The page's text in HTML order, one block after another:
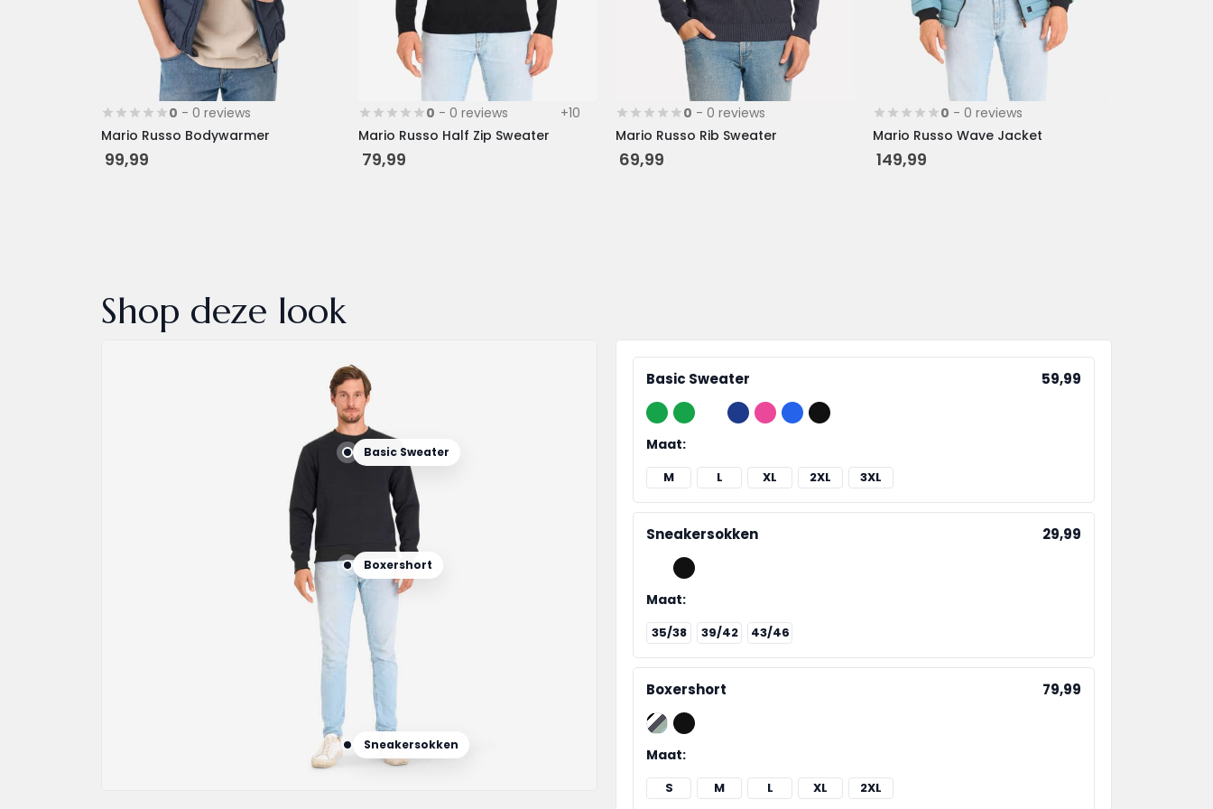
productpagina
0 - 0 reviews
Mario Russo Bodywarmer
99,99
productpagina
0 - 0 reviews
+10
Mario Russo Half Zip Sweater
79,99
productpagina
0 - 0 reviews
Mario Russo Rib Sweater
69,99
productpagina
0 - 0 reviews
Mario Russo Wave Jacket
149,99
Shop deze look
Basic Sweater
Sneakersokken
Boxershort
Basic Sweater 59,99
Maat:
M L XL 2XL 3XL
Sneakersokken 29,99
Maat:
35/38 39/42 43/46
Boxershort 79,99
Maat:
S M L XL 2XL